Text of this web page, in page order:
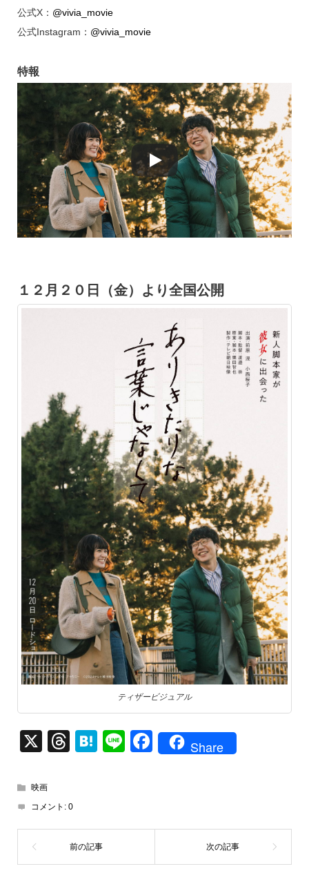
公式X： @vivia_movie
公式Instagram： @vivia_movie
特報
１２月２０日（金）より全国公開
ティザービジュアル
X
T
a
d
s
H
a
Li
F
b
Share
映画
コメント: 0